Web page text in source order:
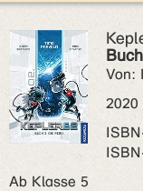
Von:
2020
Ab Klasse 5